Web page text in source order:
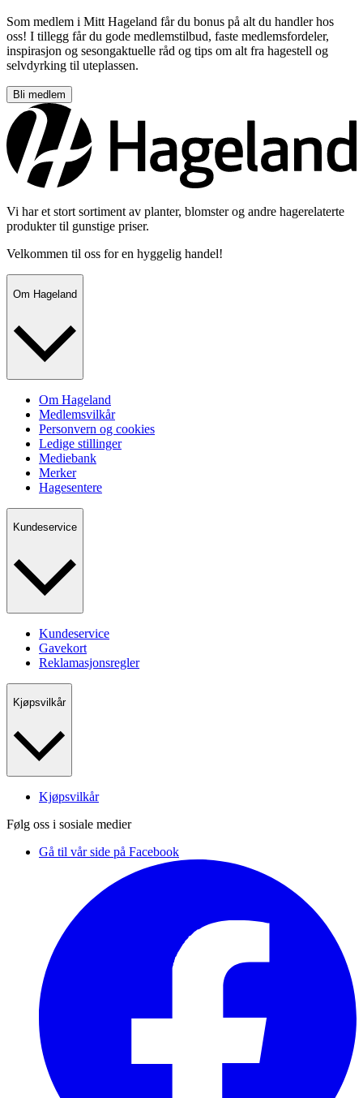
Som medlem i Mitt Hageland får du bonus på alt du handler hos
oss! I tillegg får du gode medlemstilbud, faste medlemsfordeler,
inspirasjon og sesongaktuelle råd og tips om alt fra hagestell og
selvdyrking til uteplassen.
Bli medlem
Vi har et stort sortiment av planter, blomster og andre hagerelaterte
produkter til gunstige priser.
Velkommen til oss for en hyggelig handel!
Om Hageland
Om Hageland
Medlemsvilkår
Personvern og cookies
Ledige stillinger
Mediebank
Merker
Hagesentere
Kundeservice
Kundeservice
Gavekort
Reklamasjonsregler
Kjøpsvilkår
Kjøpsvilkår
Følg oss i sosiale medier
Gå til vår side på Facebook